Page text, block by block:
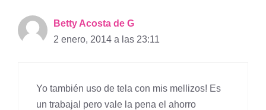
Betty Acosta de G
2 enero, 2014 a las 23:11
Yo también uso de tela con mis mellizos! Es
un trabajal pero vale la pena el ahorro